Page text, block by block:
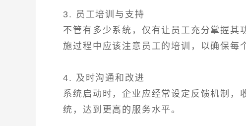
3. 员工培训与支持
不管有多少系统，仅有让员工充分掌握
施过程中应该注意员工的培训，以确保每
4. 及时沟通和改进
系统启动时，企业应经常设定反馈机制
统，达到更高的服务水平。